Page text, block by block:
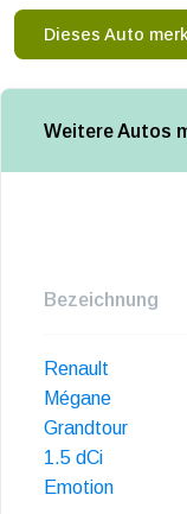
Dieses Auto
Weitere Autos
Bezeichnung
Renault
Mégane
Grandtour
1.5 dCi
Emotion